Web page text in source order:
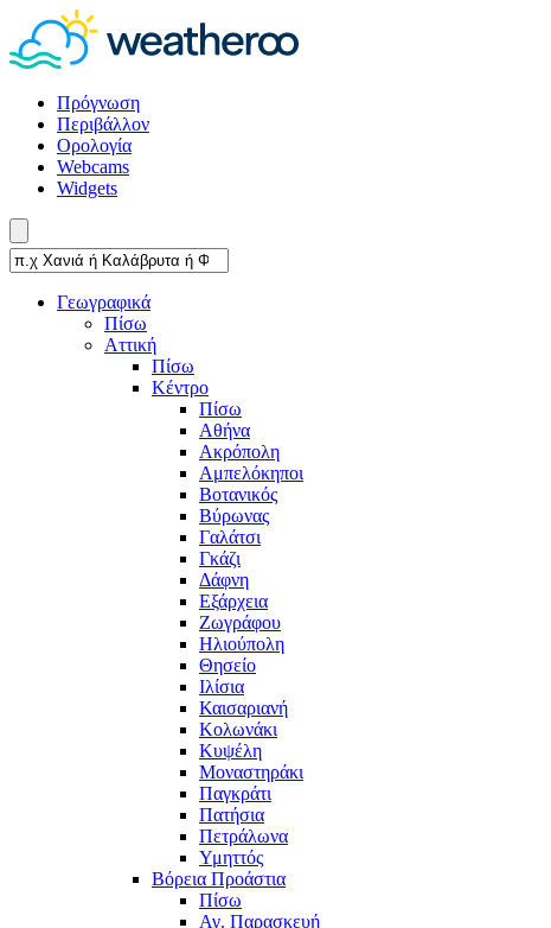
Πρόγνωση
Περιβάλλον
Ορολογία
Webcams
Widgets
Γεωγραφικά
Πίσω
Αττική
Πίσω
Κέντρο
Πίσω
Αθήνα
Ακρόπολη
Αμπελόκηποι
Βοτανικός
Βύρωνας
Γαλάτσι
Γκάζι
Δάφνη
Εξάρχεια
Ζωγράφου
Ηλιούπολη
Θησείο
Ιλίσια
Καισαριανή
Κολωνάκι
Κυψέλη
Μοναστηράκι
Παγκράτι
Πατήσια
Πετράλωνα
Υμηττός
Βόρεια Προάστια
Πίσω
Αγ. Παρασκευή